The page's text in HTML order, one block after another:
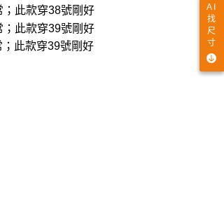
；此款穿38號剛好
；此款穿39號剛好
此款穿39號剛好
AI
找
尺
寸